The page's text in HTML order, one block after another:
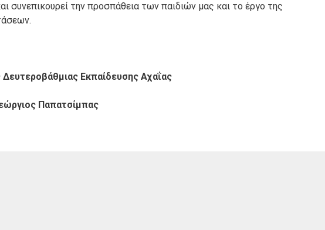
συνεπικουρεί την προσπάθεια των παιδιών μας και το έργο της
Εκπαίδευσης Αχαΐας
Παπατσίμπας